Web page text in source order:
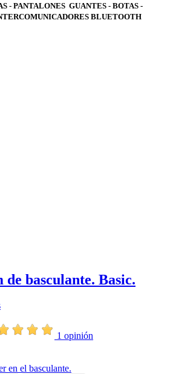
- PANTALONES GUANTES - BOTAS -
BLUETOOTH
basculante. Basic.
1 opinión
en el basculante.